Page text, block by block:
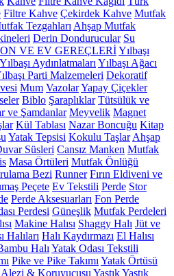
Filtre Kahve Çekirdek Kahve Mutfak
Tezgahları Ahşap Mutfak
Derin Dondurucular Su
VE EV GEREÇLERİYılbaşı
Yılbaşı Aydınlatmaları Yılbaşı Ağacı
Parti Malzemeleri Dekoratif
Mum VazolarYapay Çiçekler
Biblo Şaraplıklar Tütsülük ve
ve Şamdanlar Meyvelik Magnet
Kül Tablası Nazar Boncuğu Kitap
Yatak Tepsisi Kokulu Taşlar Ahşap
Süsleri Cansız Manken Mutfak
Masa Örtüleri Mutfak Önlüğü
Bezi Runner Fırın Eldiveni ve
Peçete Ev Tekstili Perde Stor
Perde Aksesuarları Fon Perde
Perdesi Güneşlik Mutfak Perdeleri
Makine Halısı Shaggy Halı Jüt ve
Halıları Halı Kaydırmazı El Halısı
Halı Yatak Odası Tekstili
Pike ve Pike Takımı Yatak Örtüsü
Alezi & Koruyucusu YastıkYastık